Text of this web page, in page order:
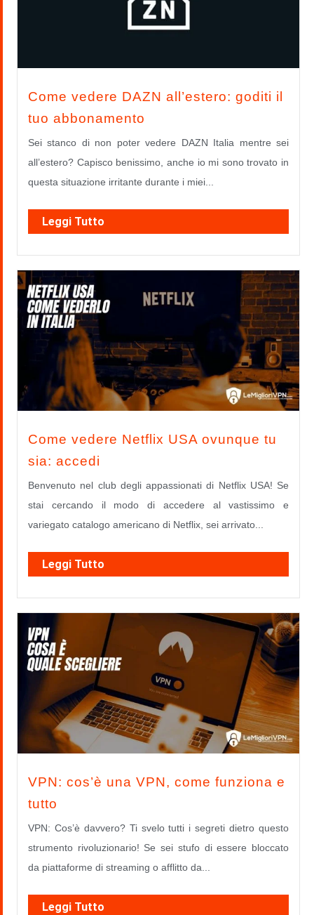
Come vedere DAZN all’estero: goditi il
tuo abbonamento
Sei stanco di non poter vedere DAZN Italia mentre sei
all’estero? Capisco benissimo, anche io mi sono trovato in
questa situazione irritante durante i miei...
Leggi Tutto
Come vedere Netflix USA ovunque tu
sia: accedi
Benvenuto nel club degli appassionati di Netflix USA! Se
stai cercando il modo di accedere al vastissimo e
variegato catalogo americano di Netflix, sei arrivato...
Leggi Tutto
VPN: cos’è una VPN, come funziona e
tutto
VPN: Cos’è davvero? Ti svelo tutti i segreti dietro questo
strumento rivoluzionario! Se sei stufo di essere bloccato
da piattaforme di streaming o afflitto da...
Leggi Tutto